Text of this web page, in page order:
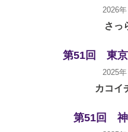
2026
さっ
第51回 東京
2025
カコイ
第51回 神